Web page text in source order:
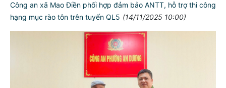
Công an xã Mao Điền phối hợp đảm bảo ANTT, hỗ trợ thi công
hạng mục rào tôn trên tuyến QL5 (14/11/2025 10:00)